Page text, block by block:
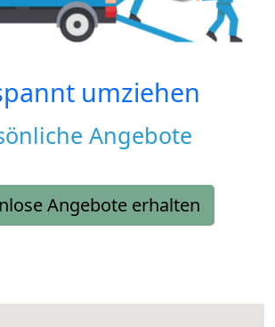
umziehen
Angebote
Angebote erhalten